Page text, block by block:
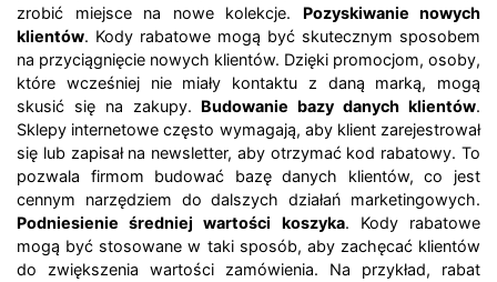
zrobić miejsce na nowe kolekcje. Pozyskiwanie nowych
klientów. Kody rabatowe mogą być skutecznym sposobem
na przyciągnięcie nowych klientów. Dzięki promocjom, osoby,
które wcześniej nie miały kontaktu z daną marką, mogą
skusić się na zakupy. Budowanie bazy danych klientów.
Sklepy internetowe często wymagają, aby klient zarejestrował
się lub zapisał na newsletter, aby otrzymać kod rabatowy. To
pozwala firmom budować bazę danych klientów, co jest
cennym narzędziem do dalszych działań marketingowych.
Podniesienie średniej wartości koszyka. Kody rabatowe
mogą być stosowane w taki sposób, aby zachęcać klientów
do zwiększenia wartości zamówienia. Na przykład, rabat